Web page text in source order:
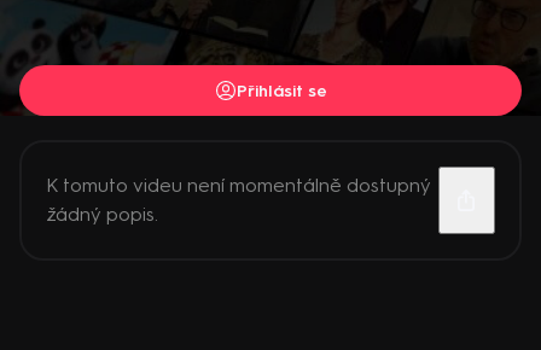
Přihlásit se
K tomuto videu není momentálně dostupný
žádný popis.